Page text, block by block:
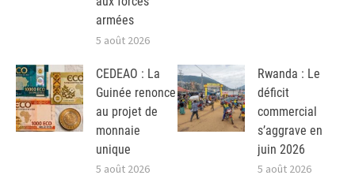
armées
5 août 2026
CEDEAO : La
Guinée renonce
au projet de
monnaie
unique
5 août 2026
Rwanda : Le
déficit
commercial
s’aggrave en
juin 2026
5 août 2026